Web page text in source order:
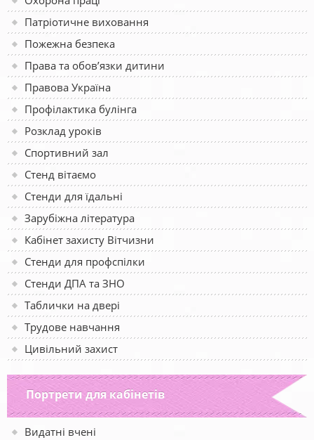
Патріотичне виховання
Пожежна безпека
Права та обов’язки дитини
Правова Україна
Профілактика булінга
Розклад уроків
Спортивний зал
Стенд вітаємо
Стенди для їдальні
Зарубіжна література
Кабінет захисту Вітчизни
Стенди для профспілки
Стенди ДПА та ЗНО
Таблички на двері
Трудове навчання
Цивільний захист
Портрети для кабінетів
Видатні вчені